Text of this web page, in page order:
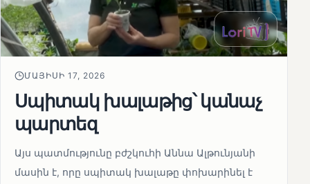
ՄԱՅԻՍԻ 17, 2026
Սպիտակ խալաթից՝ կանաչ
պարտեզ
Այս պատմությունը բժշկուհի Աննա Ալթունյանի
մասին է, որը սպիտակ խալաթը փոխարինել է